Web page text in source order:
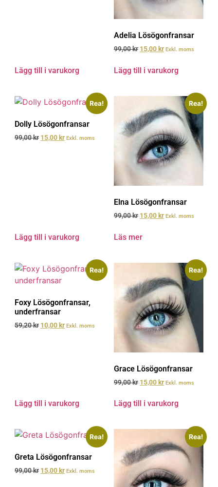
Lägg till i varukorg
Adelia Lösögonfransar
99,00kr 15,00 kr Exkl. moms
Lägg till i varukorg
Rea!
Dolly Lösögonfransar
99,00kr 15,00 kr Exkl. moms
Lägg till i varukorg
Rea!
Elna Lösögonfransar
99,00kr 15,00 kr Exkl. moms
Läs mer
Rea!
Foxy Lösögonfransar,
underfransar
59,20kr 10,00kr Exkl. moms
Lägg till i varukorg
Rea!
Grace Lösögonfransar
99,00kr 15,00kr Exkl. moms
Lägg till i varukorg
Rea!
Greta Lösögonfransar
99,00kr 15,00 kr Exkl. moms
Rea!